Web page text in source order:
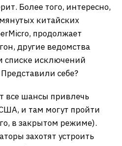
Более того, интересно,
китайских
продолжает
другие ведомства
списке исключений
себе?
все шансы привлечь
и там могут пройти
в закрытом режиме).
захотят устроить